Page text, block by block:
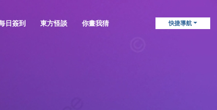
快捷導航
日簽到 東方怪談 你畫我猜